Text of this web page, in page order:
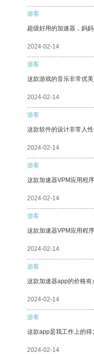
游客
超级好用的加速器，妈
2024-02-14
游客
这款游戏的音乐非常优
2024-02-14
游客
这款软件的设计非常人
2024-02-14
游客
这款加速器VPM应用程
2024-02-14
游客
这款加速器VPM应用程
2024-02-14
游客
这款加速器app的价格有
2024-02-14
游客
这款app是我工作上的得
2024-02-14